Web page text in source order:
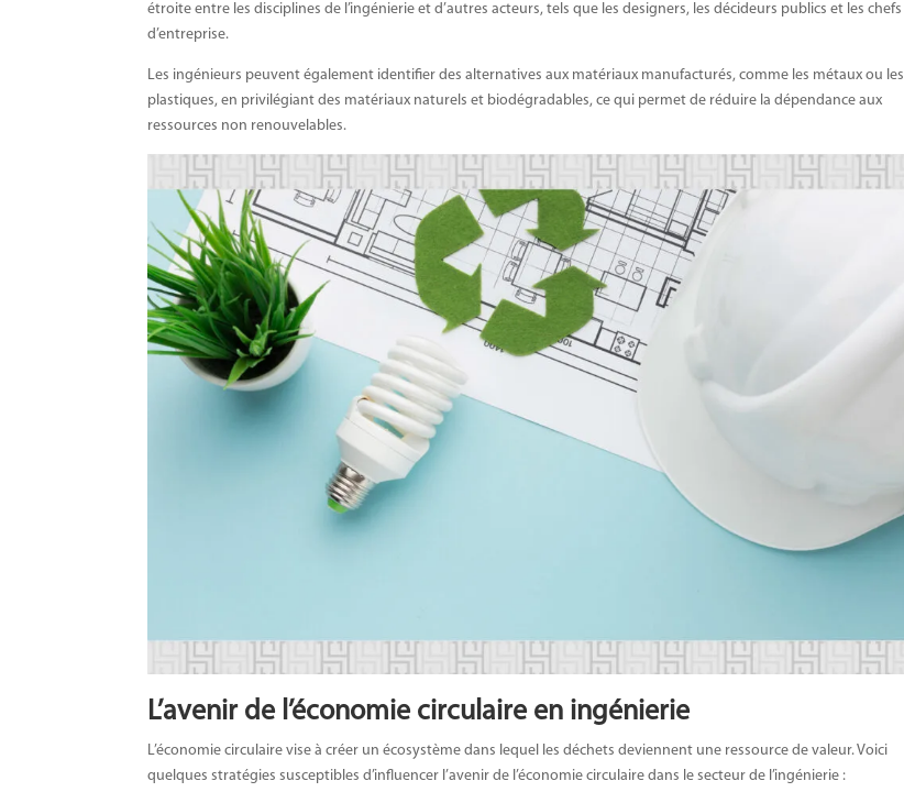
étroite entre les disciplines de l’ingénierie et d’autres acteurs, tels que les designers, les décideurs publics et les chefs
d’entreprise.
Les ingénieurs peuvent également identifier des alternatives aux matériaux manufacturés, comme les métaux ou les
plastiques, en privilégiant des matériaux naturels et biodégradables, ce qui permet de réduire la dépendance aux
ressources non renouvelables.
L’avenir de l’économie circulaire en ingénierie
L’économie circulaire vise à créer un écosystème dans lequel les déchets deviennent une ressource de valeur. Voici
quelques stratégies susceptibles d’influencer l’avenir de l’économie circulaire dans le secteur de l’ingénierie :